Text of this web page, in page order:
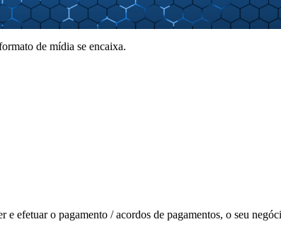
de mídia se encaixa.
efetuar o pagamento / acordos de pagamentos, o seu